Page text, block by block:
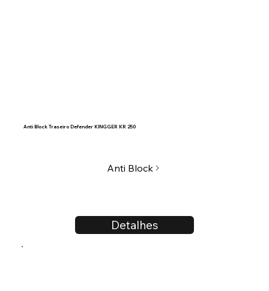
Anti Block Traseiro Defender KINGGER KR 250
Detalhes
Anti Block